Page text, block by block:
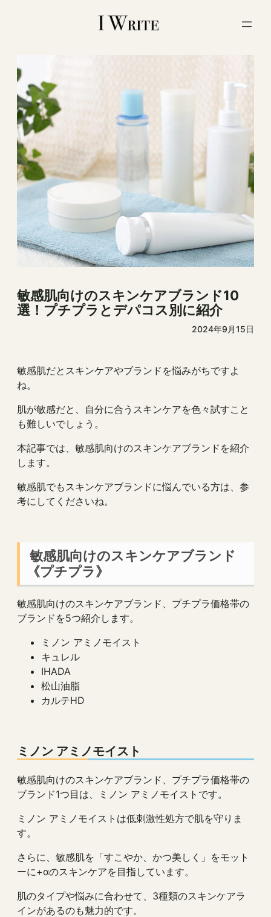
敏感肌向けのスキンケアブランド10
選！プチプラとデパコス別に紹介
2024年9月15日
敏感肌だとスキンケアやブランドを悩みがちですよ
ね。
肌が敏感だと、自分に合うスキンケアを色々試すこと
も難しいでしょう。
本記事では、敏感肌向けのスキンケアブランドを紹介
します。
敏感肌でもスキンケアブランドに悩んでいる方は、参
考にしてくださいね。
敏感肌向けのスキンケアブランド
《プチプラ》
敏感肌向けのスキンケアブランド、プチプラ価格帯の
ブランドを5つ紹介します。
ミノン アミノモイスト
キュレル
IHADA
松山油脂
カルテHD
ミノン アミノモイスト
敏感肌向けのスキンケアブランド、プチプラ価格帯の
ブランド1つ目は、ミノン アミノモイストです。
ミノン アミノモイストは低刺激性処方で肌を守りま
す。
さらに、敏感肌を「すこやか、かつ美しく」をモット
ーに+αのスキンケアを目指しています。
肌のタイプや悩みに合わせて、3種類のスキンケアラ
インがあるのも魅力的です。